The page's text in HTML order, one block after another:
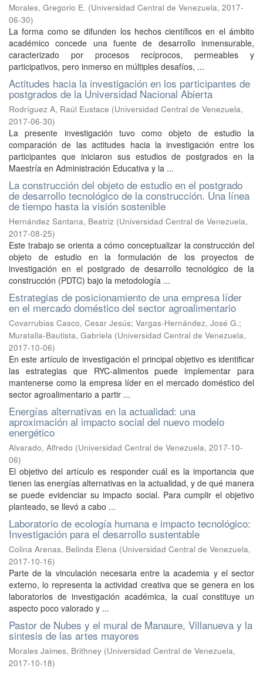
Morales, Gregorio E. (Universidad Central de Venezuela, 2017-
06-30)
La forma como se difunden los hechos científicos en el ámbito
académico concede una fuente de desarrollo inmensurable,
caracterizado por procesos recíprocos, permeables y
participativos, pero inmerso en múltiples desafíos, ...
Actitudes hacia la investigación en los participantes de
postgrados de la Universidad Nacional Abierta
Rodríguez A, Raúl Eustace (Universidad Central de Venezuela,
2017-06-30)
La presente investigación tuvo como objeto de estudio la
comparación de las actitudes hacia la investigación entre los
participantes que iniciaron sus estudios de postgrados en la
Maestría en Administración Educativa y la ...
La construcción del objeto de estudio en el postgrado
de desarrollo tecnológico de la construcción. Una línea
de tiempo hasta la visión sostenible
Hernández Santana, Beatriz (Universidad Central de Venezuela,
2017-08-25)
Este trabajo se orienta a cómo conceptualizar la construcción del
objeto de estudio en la formulación de los proyectos de
investigación en el postgrado de desarrollo tecnológico de la
construcción (PDTC) bajo la metodología ...
Estrategias de posicionamiento de una empresa líder
en el mercado doméstico del sector agroalimentario
Covarrubias Casco, Cesar Jesús; Vargas-Hernández, José G.;
Muratalla-Bautista, Gabriela (Universidad Central de Venezuela,
2017-10-06)
En este artículo de investigación el principal objetivo es identificar
las estrategias que RYC-alimentos puede implementar para
mantenerse como la empresa líder en el mercado doméstico del
sector agroalimentario a partir ...
Energías alternativas en la actualidad: una
aproximación al impacto social del nuevo modelo
energético
Alvarado, Alfredo (Universidad Central de Venezuela, 2017-10-
06)
El objetivo del artículo es responder cuál es la importancia que
tienen las energías alternativas en la actualidad, y de qué manera
se puede evidenciar su impacto social. Para cumplir el objetivo
planteado, se llevó a cabo ...
Laboratorio de ecología humana e impacto tecnológico:
Investigación para el desarrollo sustentable
Colina Arenas, Belinda Elena (Universidad Central de Venezuela,
2017-10-16)
Parte de la vinculación necesaria entre la academia y el sector
externo, lo representa la actividad creativa que se genera en los
laboratorios de investigación académica, la cual constituye un
aspecto poco valorado y ...
Pastor de Nubes y el mural de Manaure, Villanueva y la
sintesis de las artes mayores
Morales Jaimes, Brithney (Universidad Central de Venezuela,
2017-10-18)